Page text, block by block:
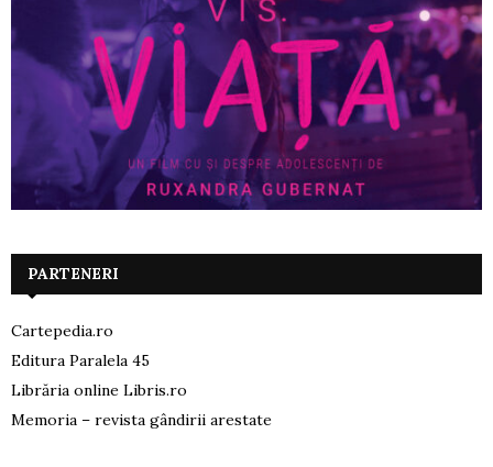
PARTENERI
Cartepedia.ro
Editura Paralela 45
Librăria online Libris.ro
Memoria – revista gândirii arestate